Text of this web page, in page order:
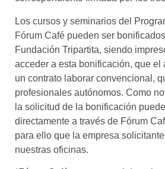
Los cursos y seminarios del
Fórum Café pueden ser
Fundación Tripartita, siendo
acceder a esta bonificación, que el
un contrato laborar convencional,
profesionales autónomos. Como
la solicitud de la bonificación
directamente a través de Fórum
para ello que la empresa
nuestras oficinas.